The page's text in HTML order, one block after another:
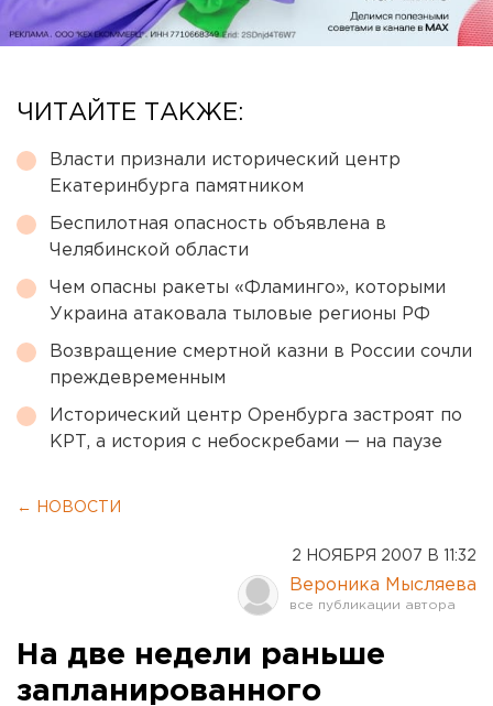
ЧИТАЙТЕ ТАКЖЕ:
Власти признали исторический центр
Екатеринбурга памятником
Беспилотная опасность объявлена в
Челябинской области
Чем опасны ракеты «Фламинго», которыми
Украина атаковала тыловые регионы РФ
Возвращение смертной казни в России сочли
преждевременным
Исторический центр Оренбурга застроят по
КРТ, а история с небоскребами — на паузе
← НОВОСТИ
2 НОЯБРЯ 2007 В 11:32
Вероника Мысляева
На две недели раньше
запланированного